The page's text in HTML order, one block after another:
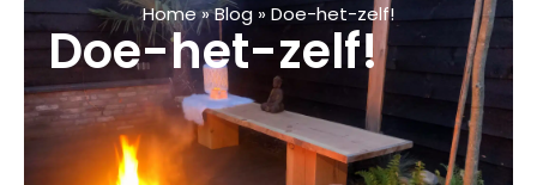
Home»Blog »Doe-het-zelf!
Doe-het-zelf!